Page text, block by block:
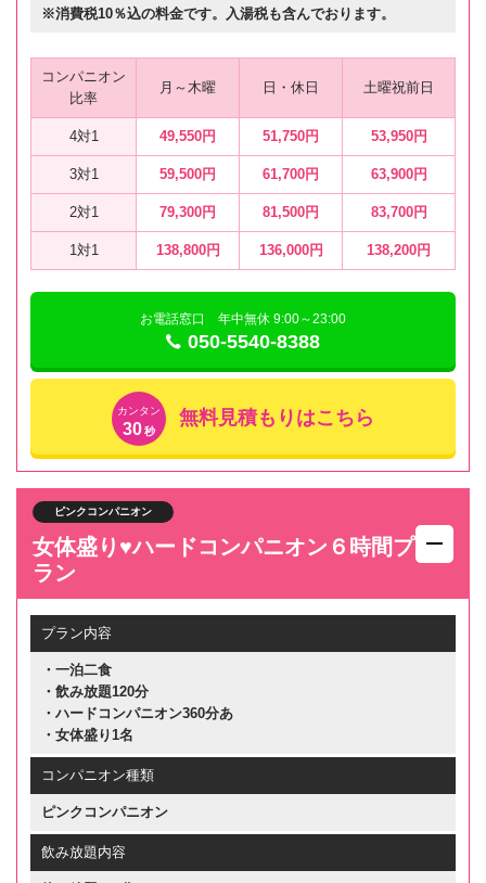
※消費税10％込の料金です。入湯税も含んでおります。
コンパニオン
比率
月～木曜 日・休日 土曜祝前日
4対1 49,550円 51,750円 53,950円
3対1 59,500円 61,700円 63,900円
2対1 79,300円 81,500円 83,700円
1対1 138,800円 136,000円 138,200円
お電話窓口 年中無休 9:00～23:00
050-5540-8388
カンタン
30秒
無料見積もりはこちら
ピンクコンパニオン
女体盛り♥ハードコンパニオン６時間プ
ラン
プラン内容
・一泊二食
・飲み放題120分
・ハードコンパニオン360分あ
・女体盛り1名
コンパニオン種類
ピンクコンパニオン
飲み放題内容